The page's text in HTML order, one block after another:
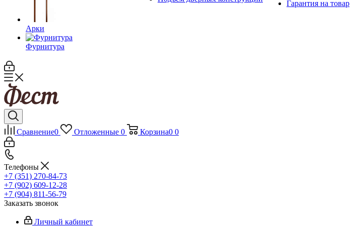
Арки
Фурнитура
Гарантия на товар
Сравнение0 Отложенные 0 Корзина0 0
Телефоны
+7 (351) 270-84-73
+7 (902) 609-12-28
+7 (904) 811-56-79
Заказать звонок
Личный кабинет